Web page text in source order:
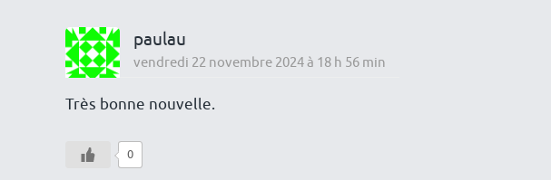
paulau
vendredi 22 novembre 2024 à 18 h 56 min
Très bonne nouvelle.
0